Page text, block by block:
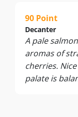
90 Point
Decanter
A pale
aromas of
cherries.
palate is